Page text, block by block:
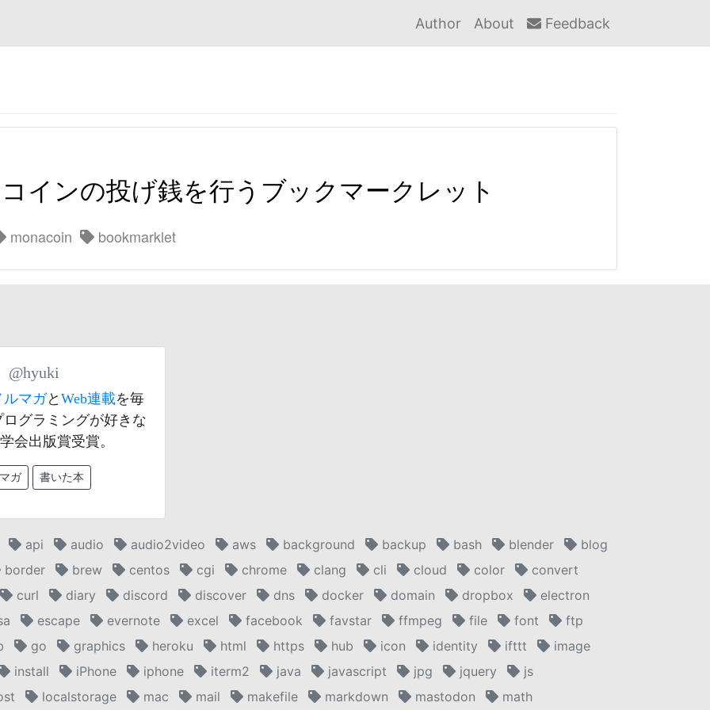
Author About Feedback
インの投げ銭を行うブックマークレット
monacoin bookmarklet
@hyuki
ルマガと Web連載を毎
グラミングが好きな
会出版賞受賞。
ガ 書いた本
api audio audio2video aws background backup bash blender
blog
border
brew centos cgi chrome clang cli cloud color
convert
curl
diary discord discover dns docker domain dropbox
electron
escape evernote excel facebook favstar ffmpeg file font
ftp
go graphics heroku html https hub icon identity ifttt
image
install
iPhone iphone iterm2 java javascript jpg jquery
js
localstorage mac mail makefile markdown mastodon math